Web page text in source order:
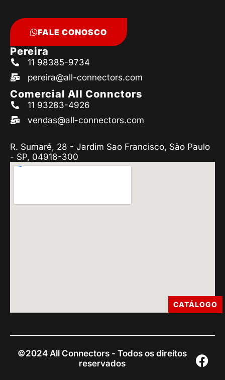
FALE CONOSCO
Pereira
11 98385-9734
pereira@all-connectors.com
Comercial All Connctors
11 93283-4926
vendas@all-connectors.com
R. Sumaré, 28 - Jardim Sao Francisco, São Paulo
- SP, 04918-300
©2024 All Connectors - Todos os direitos
reservados
CATÁLOGO